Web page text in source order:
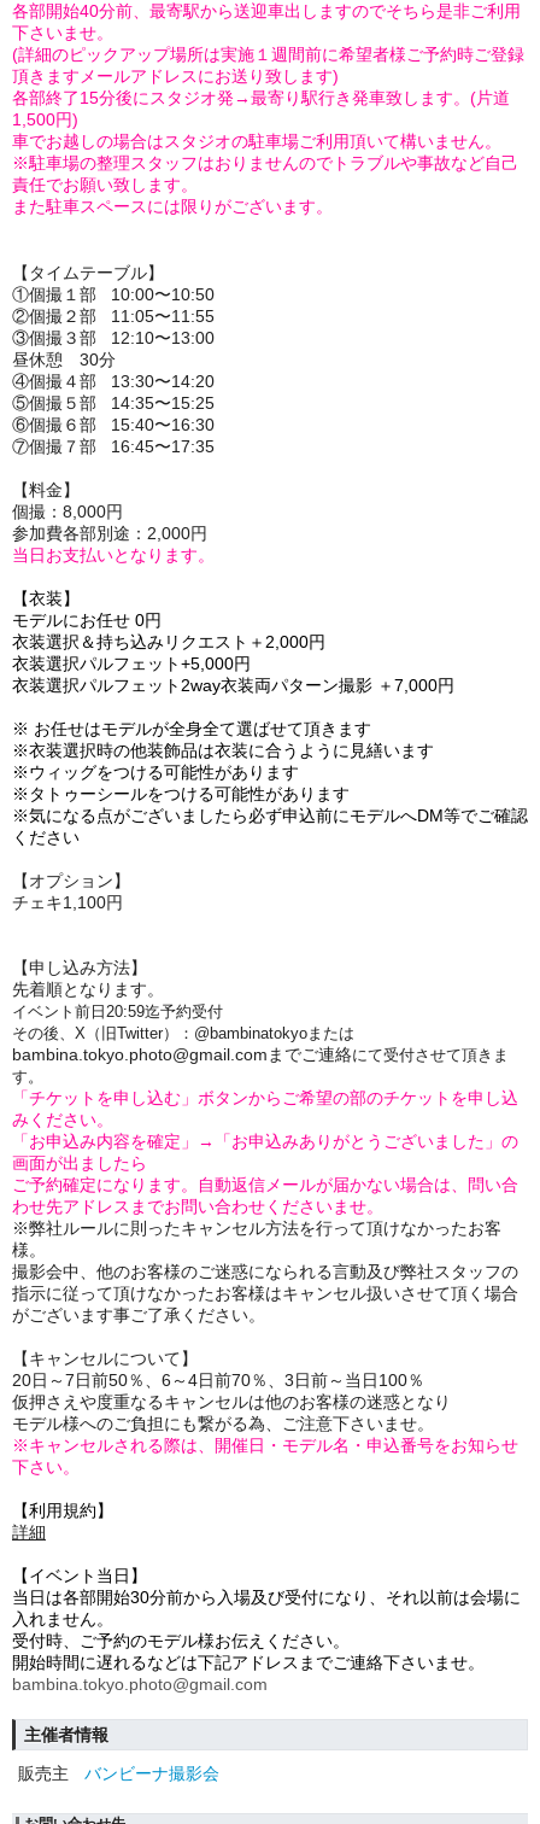
各部開始40分前、最寄駅から送迎車出しますのでそちら是非ご利用
下さいませ。
(詳細のピックアップ場所は実施１週間前に希望者様ご予約時ご登録
頂きますメールアドレスにお送り致します)
各部終了15分後にスタジオ発→最寄り駅行き発車致します。(片道
1,500円)
車でお越しの場合はスタジオの駐車場ご利用頂いて構いません。
※駐車場の整理スタッフはおりませんのでトラブルや事故など自己
責任でお願い致します。
また駐車スペースには限りがございます。
【タイムテーブル】
①個撮１部 10:00〜10:50
②個撮２部 11:05〜11:55
③個撮３部 12:10〜13:00
昼休憩 30分
④個撮４部 13:30〜14:20
⑤個撮５部 14:35〜15:25
⑥個撮６部 15:40〜16:30
⑦個撮７部 16:45〜17:35
【料金】
個撮：8,000円
参加費各部別途：2,000円
当日お支払いとなります。
【衣装】
モデルにお任せ 0円
衣装選択＆持ち込みリクエスト＋2,000円
衣装選択パルフェット+5,000円
衣装選択パルフェット2way衣装両パターン撮影 ＋7,000円
※ お任せはモデルが全身全て選ばせて頂きます
※衣装選択時の他装飾品は衣装に合うように見繕います
※ウィッグをつける可能性があります
※タトゥーシールをつける可能性があります
※気になる点がございましたら必ず申込前にモデルへDM等でご確認
ください
【オプション】
チェキ1,100円
【申し込み方法】
先着順となります。
イベント前日20:59迄予約受付
その後、X（旧Twitter）：@bambinatokyoまたは
bambina.tokyo.photo@gmail.comまでご連絡にて受付させて頂きま
す。
「チケットを申し込む」ボタンからご希望の部のチケットを申し込
みください。
「お申込み内容を確定」→「お申込みありがとうございました」の
画面が出ましたら
ご予約確定になります。自動返信メールが届かない場合は、問い合
わせ先アドレスまでお問い合わせくださいませ。
※弊社ルールに則ったキャンセル方法を行って頂けなかったお客
様。
撮影会中、他のお客様のご迷惑になられる言動及び弊社スタッフの
指示に従って頂けなかったお客様はキャンセル扱いさせて頂く場合
がございます事ご了承ください。
【キャンセルについて】
20日～7日前50％、6～4日前70％、3日前～当日100％
仮押さえや度重なるキャンセルは他のお客様の迷惑となり
モデル様へのご負担にも繋がる為、ご注意下さいませ。
※キャンセルされる際は、開催日・モデル名・申込番号をお知らせ
下さい。
【利用規約】
詳細
【イベント当日】
当日は各部開始30分前から入場及び受付になり、それ以前は会場に
入れません。
受付時、
ご予約のモデル様お伝えください。
開始時間に遅れるなどは下記アドレスまでご連絡下さいませ。
bambina.tokyo.photo@gmail.com
主催者情報
販売主
バンビーナ撮影会